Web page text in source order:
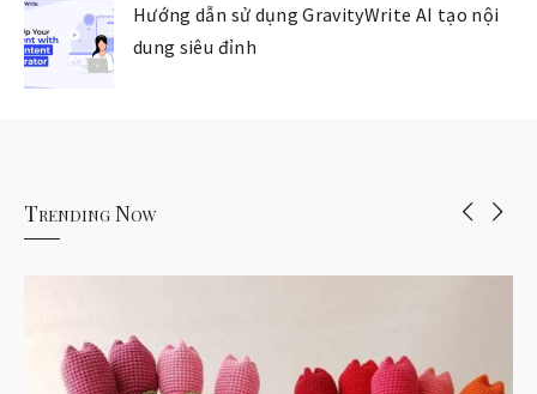
Hướng dẫn sử dụng GravityWrite AI tạo nội
dung siêu đỉnh
Trending Now